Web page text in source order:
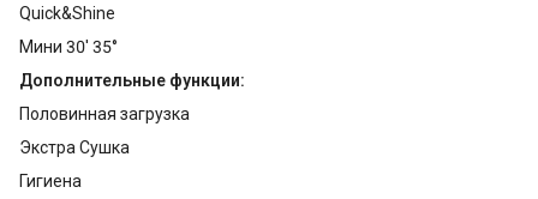
Quick&Shine
Мини 30' 35°
Дополнительные функции:
Половинная загрузка
Экстра Сушка
Гигиена